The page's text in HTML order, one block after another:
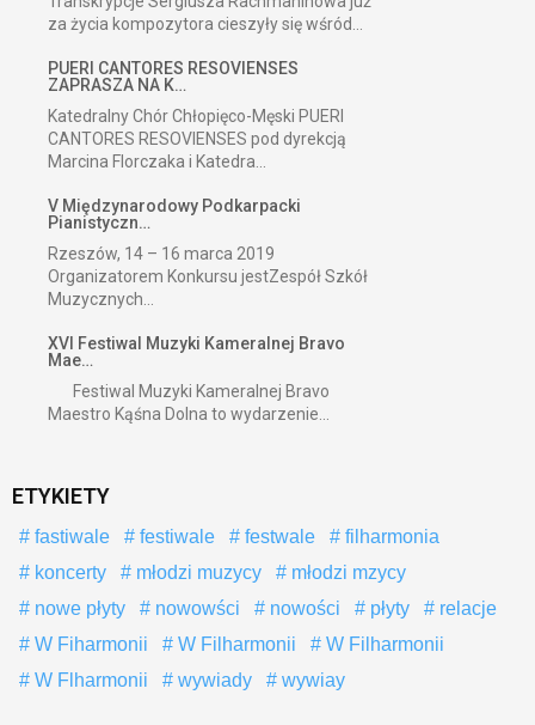
za życia kompozytora cieszyły się wśród...
PUERI CANTORES RESOVIENSES
ZAPRASZA NA K…
Katedralny Chór Chłopięco-Męski PUERI
CANTORES RESOVIENSES pod dyrekcją
Marcina Florczaka i Katedra...
V Międzynarodowy Podkarpacki
Pianistyczn…
Rzeszów, 14 – 16 marca 2019
Organizatorem Konkursu jestZespół Szkół
Muzycznych...
XVI Festiwal Muzyki Kameralnej Bravo
Mae…
Festiwal Muzyki Kameralnej Bravo
Maestro Kąśna Dolna to wydarzenie...
ETYKIETY
fastiwale festiwale festwale
filharmonia
koncerty
młodzi muzycy
młodzi mzycy
nowe płyty
nowowści nowości płyty
relacje
W Fiharmonii
W Filharmonii
W Filharmonii
W Flharmonii
wywiady wywiay